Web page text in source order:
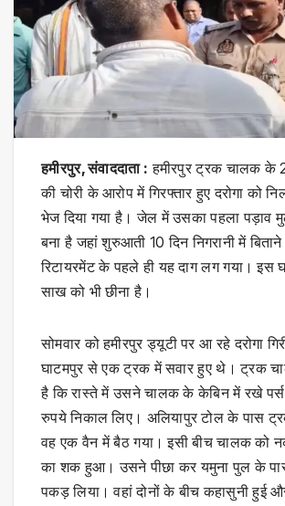
हमीरपुर, संवाददाता : हमीरपुर ट्रक चालक के
की चोरी के आरोप में गिरफ्तार हुए दरोगा को
भेज दिया गया है। जेल में उसका पहला पड़ाव
बना है जहां शुरुआती 10 दिन निगरानी में बिताने
रिटायरमेंट के पहले ही यह दाग लग गया। इस
साख को भी छीना है।
सोमवार को हमीरपुर ड्यूटी पर आ रहे दरोगा
घाटमपुर से एक ट्रक में सवार हुए थे। ट्रक
है कि रास्ते में उसने चालक के केबिन में रखे
रुपये निकाल लिए। अलियापुर टोल के पास
वह एक वैन में बैठ गया। इसी बीच चालक को
का शक हुआ। उसने पीछा कर यमुना पुल के पास
पकड़ लिया। वहां दोनों के बीच कहासुनी हुई